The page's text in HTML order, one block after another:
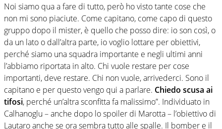
Noi siamo qua a fare di tutto, però ho visto tante cose che
non mi sono piaciute. Come capitano, come capo di questo
gruppo dopo il mister, è quello che posso dire: io son così, o
da un lato o dall’altra parte, io voglio lottare per obiettivi,
perché siamo una squadra importante e negli ultimi anni
l’abbiamo riportata in alto. Chi vuole restare per cose
importanti, deve restare. Chi non vuole, arrivederci. Sono il
capitano e per questo vengo qui a parlare. Chiedo scusa ai
tifosi, perché un’altra sconfitta fa malissimo”. Individuato in
Calhanoglu – anche dopo lo spoiler di Marotta – l’obiettivo di
Lautaro anche se ora sembra tutto alle spalle. Il bomber e il